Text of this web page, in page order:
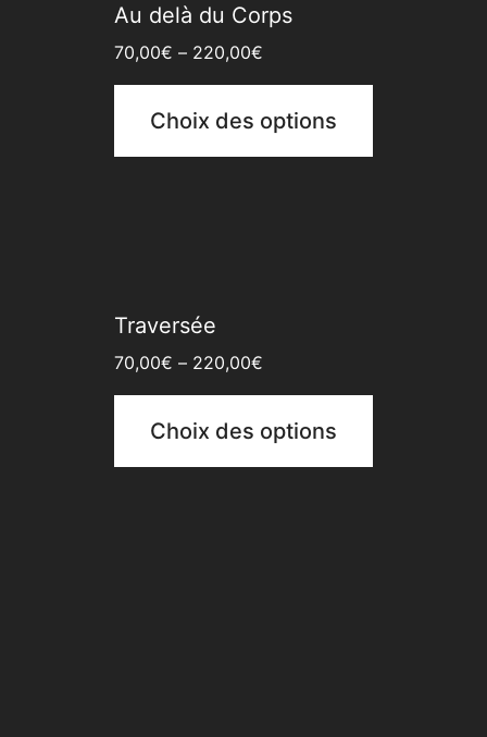
Au delà du Corps
70,00€ – 220,00€
Choix des options
Traversée
70,00€ – 220,00€
Choix des options